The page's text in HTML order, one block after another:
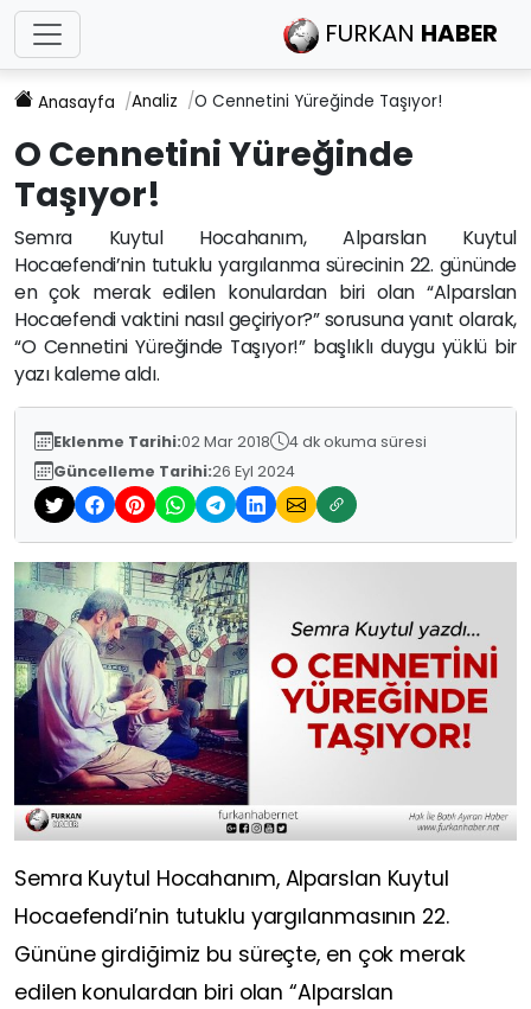
FURKAN HABER
Anasayfa Analiz O Cennetini Yüreğinde Taşıyor!
O Cennetini Yüreğinde
Taşıyor!
Semra Kuytul Hocahanım, Alparslan Kuytul
Hocaefendi’nin tutuklu yargılanma sürecinin 22. gününde
en çok merak edilen konulardan biri olan “Alparslan
Hocaefendi vaktini nasıl geçiriyor?” sorusuna yanıt olarak,
“O Cennetini Yüreğinde Taşıyor!” başlıklı duygu yüklü bir
yazı kaleme aldı.
Eklenme Tarihi:02 Mar 2018
4 dk okuma süresi
Güncelleme Tarihi:26 Eyl 2024
Semra Kuytul Hocahanım, Alparslan Kuytul
Hocaefendi’nin tutuklu yargılanmasının 22.
Gününe girdiğimiz bu süreçte, en çok merak
edilen konulardan biri olan “Alparslan